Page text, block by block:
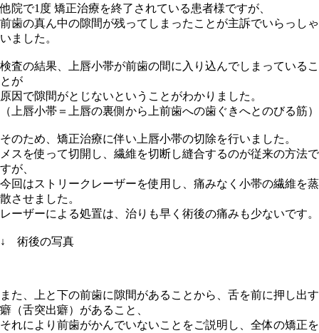
他院で1度 矯正治療を終了されている患者様ですが、
前歯の真ん中の隙間が残ってしまったことが主訴でいらっしゃ
いました。
検査の結果、上唇小帯が前歯の間に入り込んでしまっているこ
とが
原因で隙間がとじないということがわかりました。
（上唇小帯＝上唇の裏側から上前歯への歯ぐきへとのびる筋）
そのため、矯正治療に伴い上唇小帯の切除を行いました。
メスを使って切開し、繊維を切断し縫合するのが従来の方法で
すが、
今回はストリークレーザーを使用し、痛みなく小帯の繊維を蒸
散させました。
レーザーによる処置は、治りも早く術後の痛みも少ないです。
↓ 術後の写真
また、上と下の前歯に隙間があることから、舌を前に押し出す
癖（舌突出癖）があること、
それにより前歯がかんでいないことをご説明し、全体の矯正を